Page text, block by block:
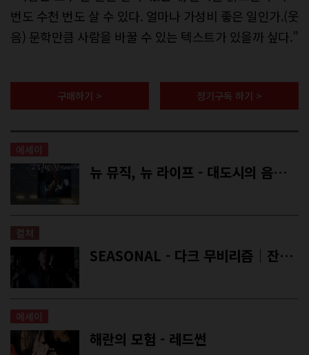
번도 수천 번도 살 수 있다. 얼마나 가성비 좋은 일인가.(웃
음) 문학만큼 사람을 바꿀 수 있는 텍스트가 있을까 싶다.”
구매하기 > 정기구독 하기 >
에세이
뉴 뮤직, 뉴 라이프 - 대도시의 음악 감상법
컬쳐
SEASONAL - 다크 무비리즘│잔혹한 현실에도 크리스마스는 온다
에세이
해란의 모험 - 레드썬